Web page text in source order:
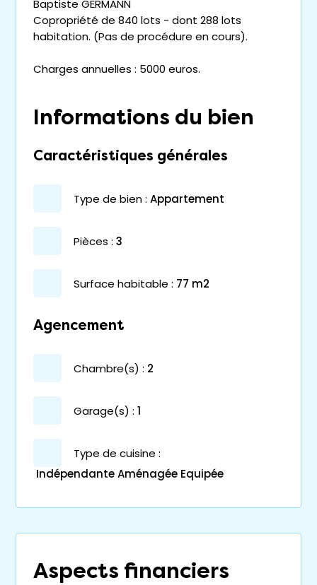
Baptiste GERMANN
Copropriété de 840 lots - dont 288 lots
habitation. (Pas de procédure en cours).
Charges annuelles : 5000 euros.
Informations du bien
Caractéristiques générales
type de bien : appartement
pièces : 3
surface habitable : 77 m2
Agencement
chambre(s) : 2
garage(s) : 1
Type de cuisine :
Indépendante Aménagée Equipée
Aspects financiers